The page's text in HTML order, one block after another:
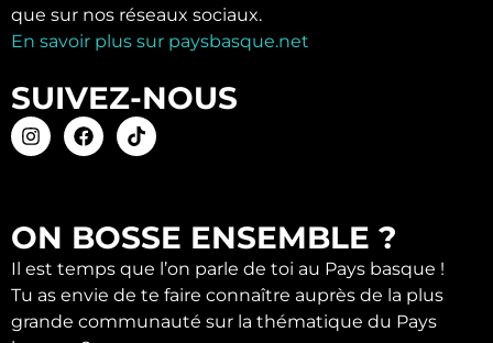
que sur nos réseaux sociaux.
En savoir plus sur paysbasque.net
SUIVEZ-NOUS
ON BOSSE ENSEMBLE ?
Il est temps que l’on parle de toi au Pays basque !
Tu as envie de te faire connaître auprès de la plus
grande communauté sur la thématique du Pays